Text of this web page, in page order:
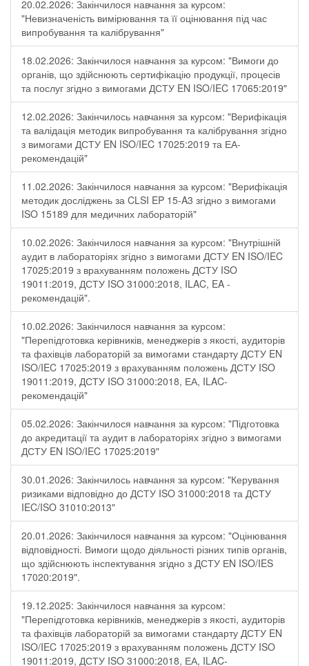
20.02.2026: Закінчилося навчання за курсом:
"Невизначеність вимірювання та її оцінювання під час
випробування та калібрування"
18.02.2026: Закінчилося навчання за курсом: "Вимоги до
органів, що здійснюють сертифікацію продукції, процесів
та послуг згідно з вимогами ДСТУ EN ISO/IEC 17065:2019"
12.02.2026: Закінчилось навчання за курсом: "Верифікація
та валідація методик випробування та калібрування згідно
з вимогами ДСТУ EN ISO/IEC 17025:2019 та ЕА-
рекомендацій"
11.02.2026: Закінчилося навчання за курсом: "Верифікація
методик досліджень за CLSI EP 15-A3 згідно з вимогами
ISO 15189 для медичних лабораторій"
10.02.2026: Закінчилося навчання за курсом: "Внутрішній
аудит в лабораторіях згідно з вимогами ДСТУ EN ISO/IEC
17025:2019 з врахуванням положень ДСТУ ISO
19011:2019, ДСТУ ISO 31000:2018, ILAC, EA -
рекомендацій".
10.02.2026: Закінчилося навчання за курсом:
"Перепідготовка керівників, менеджерів з якості, аудиторів
та фахівців лабораторій за вимогами стандарту ДСТУ EN
ISO/IEC 17025:2019 з врахуванням положень ДСТУ ISO
19011:2019, ДСТУ ISO 31000:2018, ЕА, ILAC-
рекомендацій"
05.02.2026: Закінчилося навчання за курсом: "Підготовка
до акредитації та аудит в лабораторіях згідно з вимогами
ДСТУ EN ISO/IEC 17025:2019"
30.01.2026: Закінчилось навчання за курсом: "Керування
ризиками відповідно до ДСТУ ISO 31000:2018 та ДСТУ
IEC/ISO 31010:2013"
20.01.2026: Закінчилося навчання за курсом: "Оцінювання
відповідності. Вимоги щодо діяльності різних типів органів,
що здійснюють інспектування згідно з ДСТУ ЕN ISO/IES
17020:2019".
19.12.2025: Закінчилося навчання за курсом:
"Перепідготовка керівників, менеджерів з якості, аудиторів
та фахівців лабораторій за вимогами стандарту ДСТУ EN
ISO/IEC 17025:2019 з врахуванням положень ДСТУ ISO
19011:2019, ДСТУ ISO 31000:2018, ЕА, ILAC-